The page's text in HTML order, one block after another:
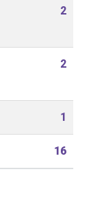
2
2
1
16